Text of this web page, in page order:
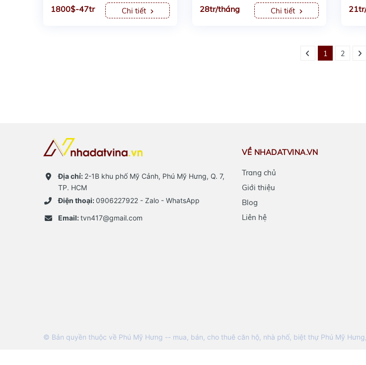
1800$-47tr Chi tiết 28tr/tháng Chi tiết
1 2
Địa chỉ: 2-1B khu phố Mỹ Cảnh, Phú Mỹ Hưng, Q. 7,
TP. HCM
Điện thoại:0906227922 - Zalo - WhatsApp
Email:tvn417@gmail.com
VỀ NHADATVINA.VN
Trang chủ
Giới thiệu
Blog
Liên hệ
© Bản quyền thuộc về Phú Mỹ Hưng -- mua, bán, cho thuê căn hộ, nhà phố, biệt thự Phú Mỹ